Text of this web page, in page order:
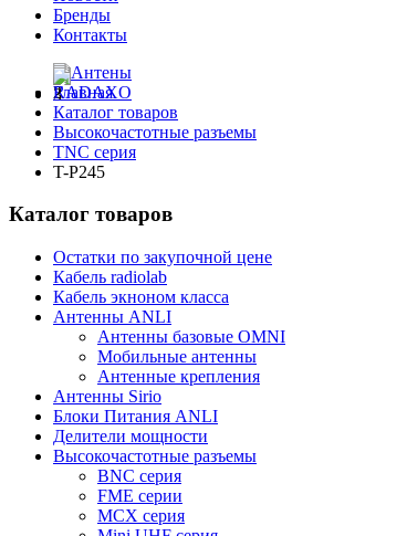
Бренды
Контакты
Главная
Каталог товаров
Высокочастотные разъемы
TNC серия
T-P245
Каталог товаров
Остатки по закупочной цене
Кабель radiolab
Кабель экноном класса
Антенны ANLI
Антенны базовые OMNI
Мобильные антенны
Антенные крепления
Антенны Sirio
Блоки Питания ANLI
Делители мощности
Высокочастотные разъемы
BNC серия
FME серии
MCX серия